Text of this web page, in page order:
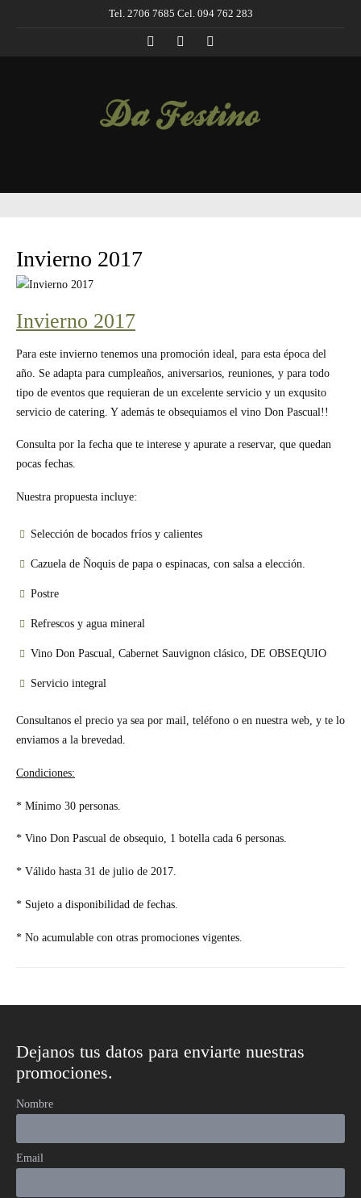
Tel. 2706 7685 Cel. 094 762 283
Invierno 2017
Invierno 2017
Para este invierno tenemos una promoción ideal, para esta época del
año. Se adapta para cumpleaños, aniversarios, reuniones, y para todo
tipo de eventos que requieran de un excelente servicio y un exqusito
servicio de catering. Y además te obsequiamos el vino Don Pascual!!
Consulta por la fecha que te interese y apurate a reservar, que quedan
pocas fechas.
Nuestra propuesta incluye:
Selección de bocados fríos y calientes
Cazuela de Ñoquis de papa o espinacas, con salsa a elección.
Postre
Refrescos y agua mineral
Vino Don Pascual, Cabernet Sauvignon clásico, DE OBSEQUIO
Servicio integral
Consultanos el precio ya sea por mail, teléfono o en nuestra web, y te lo
enviamos a la brevedad.
Condiciones:
* Mínimo 30 personas.
* Vino Don Pascual de obsequio, 1 botella cada 6 personas.
* Válido hasta 31 de julio de 2017.
* Sujeto a disponibilidad de fechas.
* No acumulable con otras promociones vigentes.
Dejanos tus datos para enviarte nuestras
promociones.
Nombre
Email